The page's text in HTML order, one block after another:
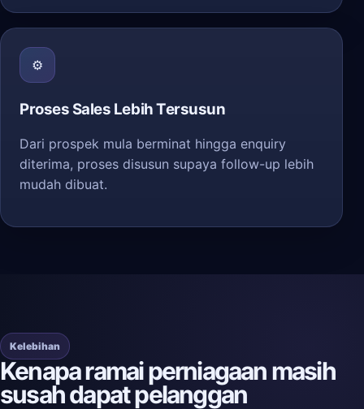
⚙️
Proses Sales Lebih Tersusun
Dari prospek mula berminat hingga enquiry
diterima, proses disusun supaya follow-up lebih
mudah dibuat.
Kelebihan
Kenapa ramai perniagaan masih
susah dapat pelanggan